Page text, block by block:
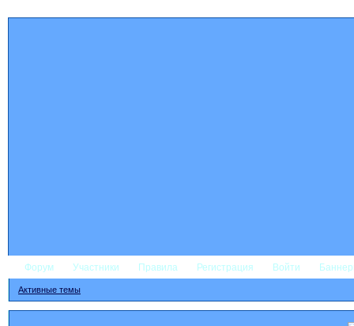
Форум Участники Правила Регистрация Войти
Активные темы